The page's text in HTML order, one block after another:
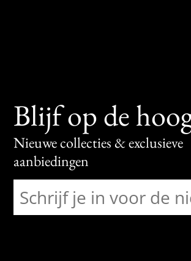
Blijf op de
Nieuwe collecties & exclusieve
aanbiedingen